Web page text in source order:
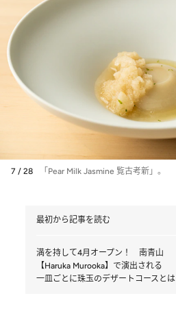
7 / 28 「Pear Milk Jasmine 覧古考新」。
最初から記事を読む
満を持して4月オープン！ 南青山
【Haruka Murooka】で演出される
一皿ごとに珠玉のデザートコースとは